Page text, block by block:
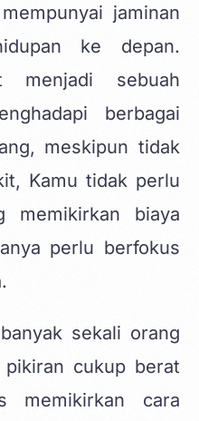
jaminan
ke depan.
menjadi sebuah
berbagai
meskipun tidak
Kamu tidak perlu
memikirkan biaya
perlu berfokus
sekali orang
cukup berat
memikirkan cara